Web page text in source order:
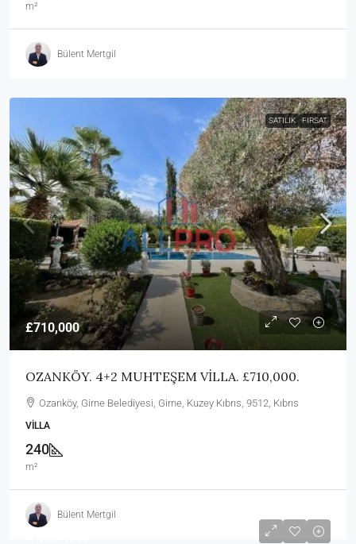
m²
Bülent Mertgil
SATILIK FIRSAT
£710,000
OZANKÖY. 4+2 MUHTEŞEM VİLLA. £710,000.
Ozanköy, Girne Belediyesi, Girne, Kuzey Kıbrıs, 9512, Kıbrıs
VILLA
240
m²
Bülent Mertgil